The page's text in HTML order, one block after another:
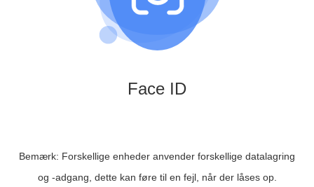
Face ID
Bemærk: Forskellige enheder anvender forskellige datalagring
og -adgang, dette kan føre til en fejl, når der låses op.